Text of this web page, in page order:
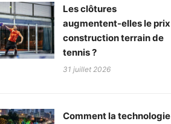
Les clôtures
augmentent-elles le prix
construction terrain de
tennis ?
31 juillet 2026
Comment la technologie